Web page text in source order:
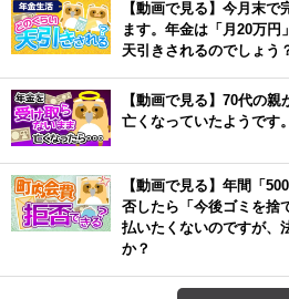
【動画で見る】今月末で
ます。年金は「月20万円
天引きされるのでしょう
【動画で見る】70代の親
亡くなっていたようです
【動画で見る】年間「
否したら「今後ゴミを捨
払いたくないのですが、
か？